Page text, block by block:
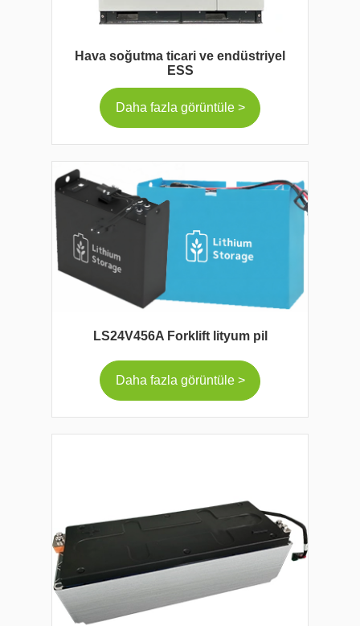
Hava soğutma ticari ve endüstriyel
ESS
Daha fazla görüntüle >
LS24V456A Forklift lityum pil
Daha fazla görüntüle >